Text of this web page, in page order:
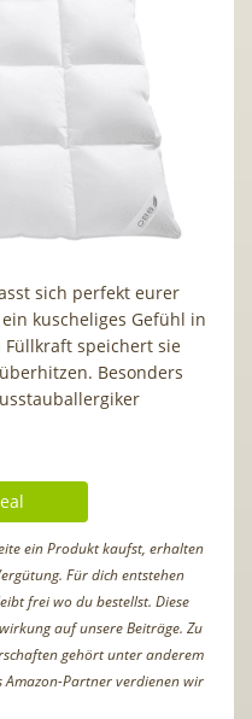
sich perfekt eurer
kuscheliges Gefühl in
speichert sie
Besonders
ein Produkt kaufst, erhalten
Für dich entstehen
frei wo du bestellst. Diese
auf unsere Beiträge. Zu
gehört unter anderem
Amazon-Partner verdienen wir